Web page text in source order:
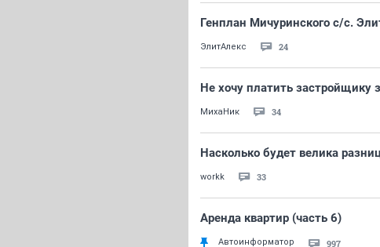
Генплан Мичуринского с/с.
ЭлитАлекс 24
Не хочу платить застройщику
МихаНик 34
Насколько будет велика
workk 33
Аренда квартир (часть 6)
Автоинформатор 997